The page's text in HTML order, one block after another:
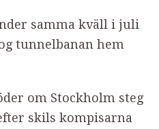
samma kväll i juli
tunnelbanan hem
om Stockholm steg
skils kompisarna